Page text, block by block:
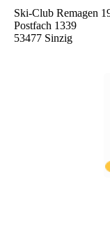
Ski-Club Remagen
Postfach 1339
53477 Sinzig